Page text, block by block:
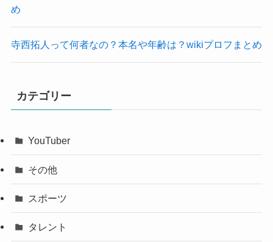
め
寺西拓人って何者なの？本名や年齢は？wikiプロフまとめ
カテゴリー
YouTuber
その他
スポーツ
タレント